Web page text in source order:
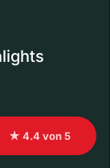
★ 4.4 von 5